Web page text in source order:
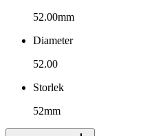
52.00mm
Diameter
52.00
Storlek
52mm